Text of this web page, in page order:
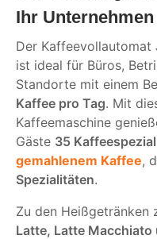
Ihr Unternehmen
Der Kaffeevollautomat
ist ideal für Büros,
Standorte mit einem
Kaffee pro Tag. Mit
Kaffeemaschine
Gäste 35
gemahlenem Kaffee,
Spezialitäten.
Zu den Heißgetränken
Latte, Latte